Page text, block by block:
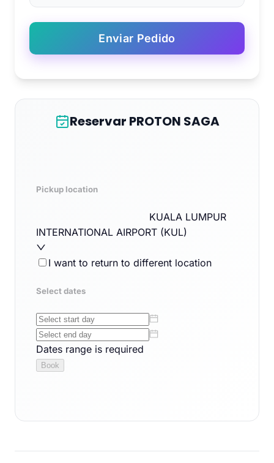
Enviar Pedido
Reservar PROTON SAGA